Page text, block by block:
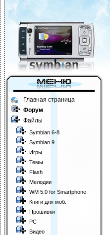
Главная страница
Форум
Файлы
Symbian 6-8
Symbian 9
Игры
Темы
Flash
Мелодии
WM 5.0 for Smartphone
Книги для моб.
Прошивки
PC
Видео